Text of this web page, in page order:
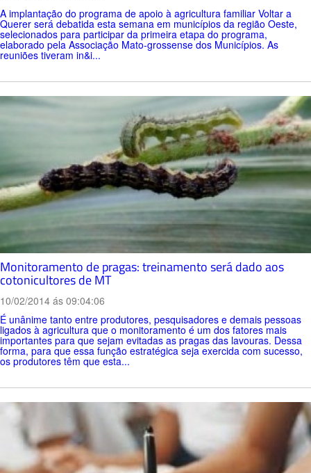
A implantação do programa de apoio à agricultura familiar Voltar a
Querer será debatida esta semana em municípios da região Oeste,
selecionados para participar da primeira etapa do programa,
elaborado pela Associação Mato-grossense dos Municípios. As
reuniões tiveram in&i...
Monitoramento de pragas: treinamento será dado aos
cotonicultores de MT
10/02/2014 ás 09:04:06
É unânime tanto entre produtores, pesquisadores e demais pessoas
ligados à agricultura que o monitoramento é um dos fatores mais
importantes para que sejam evitadas as pragas das lavouras. Dessa
forma, para que essa função estratégica seja exercida com sucesso,
os produtores têm que esta...